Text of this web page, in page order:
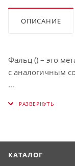
ОПИСАНИЕ
Фальц () – это
с аналогичным
карниза до
КАТАЛОГ